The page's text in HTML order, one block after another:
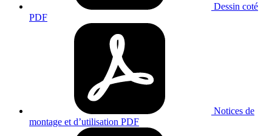
Dessin coté
PDF
Notices de
montage et d’utilisation PDF